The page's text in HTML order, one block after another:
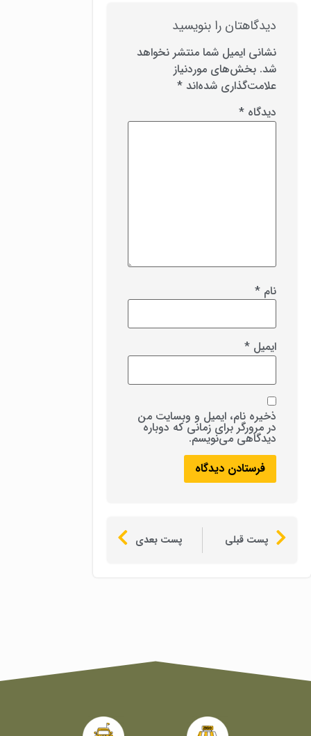
دیدگاهتان را بنویسید
نشانی ایمیل شما منتشر نخواهد
شد. بخش‌های موردنیاز
علامت‌گذاری شده‌اند *
دیدگاه *
نام *
ایمیل *
ذخیره نام، ایمیل و وبسایت من
در مرورگر برای زمانی که دوباره
دیدگاهی می‌نویسم.
پست قبلی پست بعدی